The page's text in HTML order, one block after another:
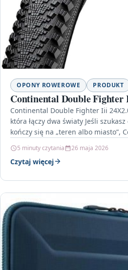
OPONY ROWEROWE PRODUKT
Continental Double Fighter
Continental Double Fighter Iii
która łączy dwa światy Jeśli
kończy się na „teren albo miasto”,
5 minuty czytania 26 maja 2026
Czytaj więcej